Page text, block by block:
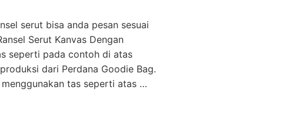
serut bisa anda pesan sesuai
Serut Kanvas Dengan
seperti pada contoh di atas
dari Perdana Goodie Bag.
tas seperti atas …